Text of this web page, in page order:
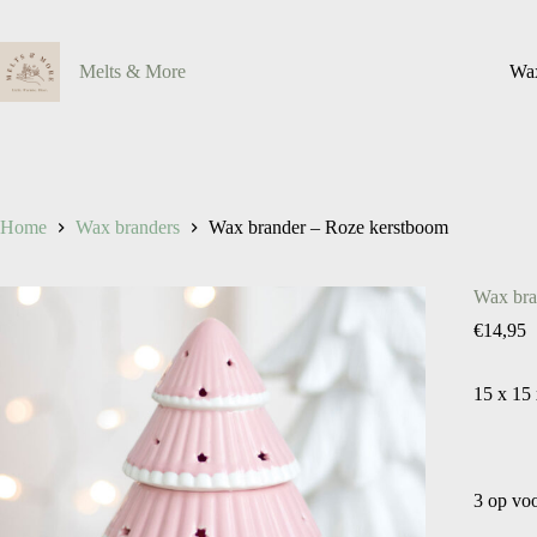
inhoud
Melts & More
Home Wax branders Wax brander – Roze kerstboom
Wax
€14,95
15 x 15
3 op